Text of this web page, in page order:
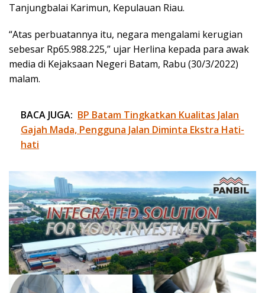
Tanjungbalai Karimun, Kepulauan Riau.
“Atas perbuatannya itu, negara mengalami kerugian
sebesar Rp65.988.225,” ujar Herlina kepada para awak
media di Kejaksaan Negeri Batam, Rabu (30/3/2022)
malam.
BACA JUGA: BP Batam Tingkatkan Kualitas Jalan
Gajah Mada, Pengguna Jalan Diminta Ekstra Hati-
hati